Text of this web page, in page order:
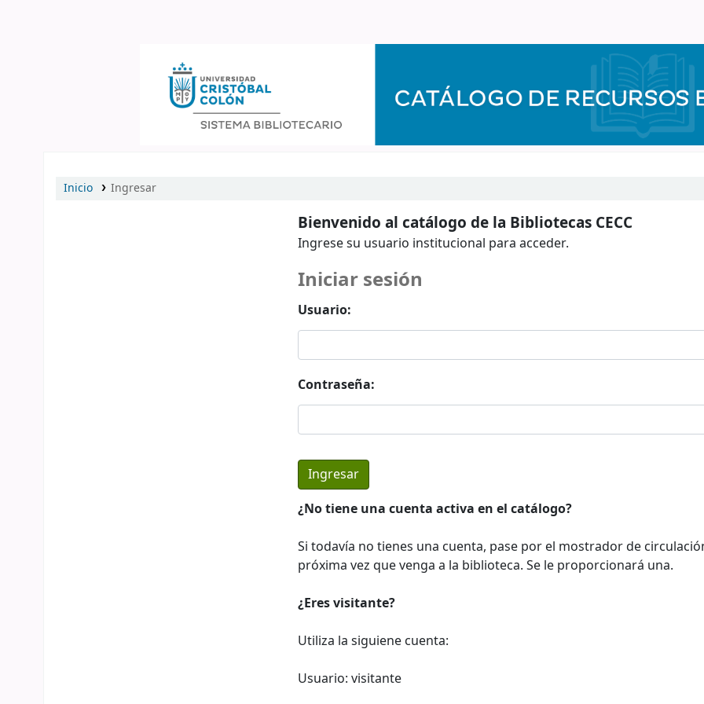
Inicio Ingresar
Bienvenido al catálogo de la Bibliotecas CECC
Ingrese su usuario institucional para acceder.
Iniciar sesión
Usuario:
Contraseña:
¿No tiene una cuenta activa en el catálogo?
Si todavía no tienes una cuenta, pase por el mostrador de
próxima vez que venga a la biblioteca. Se le proporcionará una.
¿Eres visitante?
Utiliza la siguiene cuenta:
Usuario: visitante